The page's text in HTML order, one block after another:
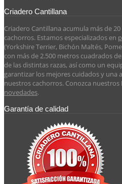
Criadero Cantillana
Criadero Cantillana acumula más de
cachorros. Estamos especializados en
(Yorkshire Terrier, Bichón Maltés,
con más de 2.500 metros cuadrados
de las distintas razas, así como un
garantizar los mejores cuidados y
nuestros cachorros. Conozca
novedades.
Garantía de calidad